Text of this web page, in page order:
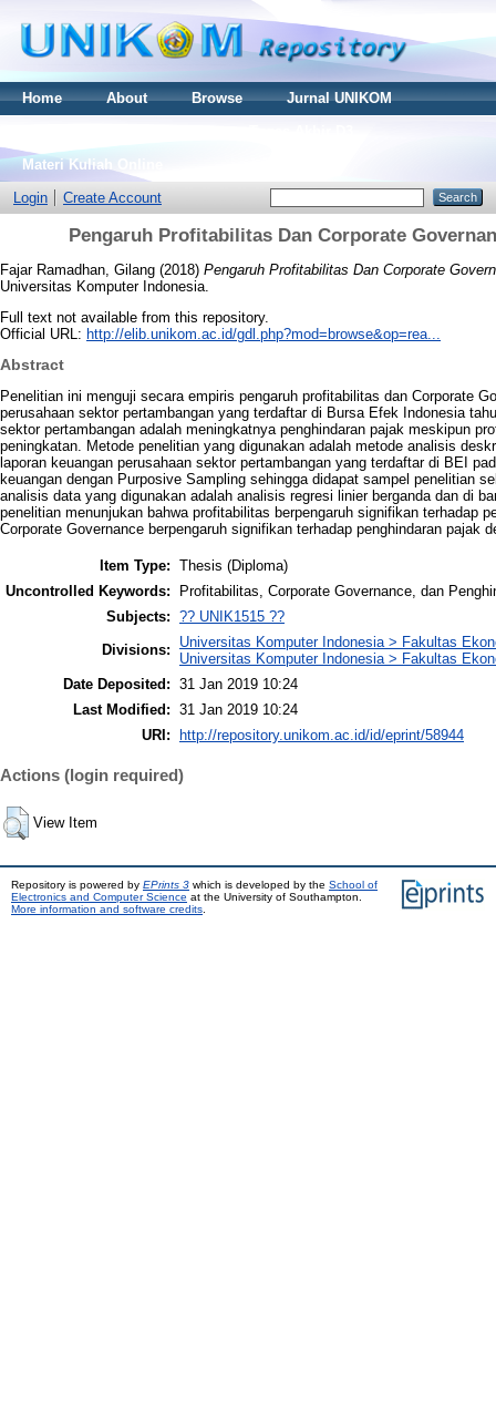
Home About Browse
Jurnal UNIKOM
Materi Kuliah Online
Login
Create Account
Pengaruh Profitabilitas Dan Corporate
Fajar Ramadhan, Gilang (2018) Pengaruh Profitabilitas Dan Corporate
Universitas Komputer Indonesia.
Full text not available from this repository.
Official URL: http://elib.unikom.ac.id/gdl.php?mod=browse&op=rea...
Abstract
Penelitian ini menguji secara empiris pengaruh profitabilitas dan Corporate
perusahaan sektor pertambangan yang terdaftar di Bursa Efek Indonesia
sektor pertambangan adalah meningkatnya penghindaran pajak meskipun
peningkatan. Metode penelitian yang digunakan adalah metode analisis
laporan keuangan perusahaan sektor pertambangan yang terdaftar di BEI
keuangan dengan Purposive Sampling sehingga didapat sampel penelitian
analisis data yang digunakan adalah analisis regresi linier berganda dan di
penelitian menunjukan bahwa profitabilitas berpengaruh signifikan terhadap
Corporate Governance berpengaruh signifikan terhadap penghindaran pajak
Item Type: Thesis (Diploma)
Uncontrolled Keywords:
Profitabilitas, Corporate Governance, dan
Subjects: ?? UNIK1515 ??
Divisions:
Universitas Komputer Indonesia > Fakultas
Universitas Komputer Indonesia > Fakultas
Date Deposited: 31 Jan 2019 10:24
Last Modified: 31 Jan 2019 10:24
URI:
http://repository.unikom.ac.id/id/eprint/58944
Actions (login required)
View Item
Repository is powered by EPrints 3 which is developed by the School of
Electronics and Computer Science at the University of Southampton.
More information and software credits